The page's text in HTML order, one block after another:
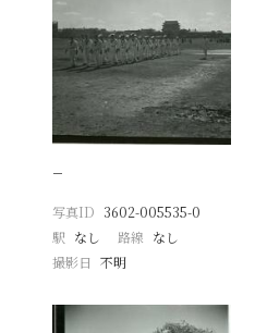
−
写真ID 3602-005535-0
駅 なし 路線 なし
撮影日
不明